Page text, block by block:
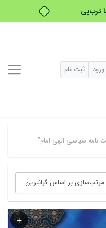
ترب‌پی
ورود ثبت نام
سیاسی الهی امام”